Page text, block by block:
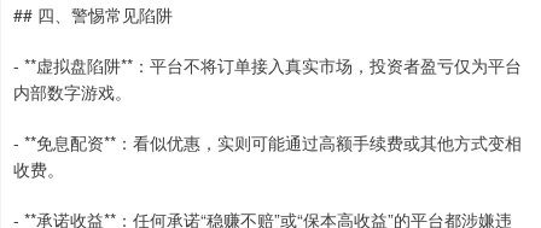
## 四、警惕常见陷阱
- **虚拟盘陷阱**：平台不将订单接入真实市场，投资者盈亏仅为平台
内部数字游戏。
- **免息配资**：看似优惠，实则可能通过高额手续费或其他方式变相
收费。
- **承诺收益**：任何承诺“稳赚不赔”或“保本高收益”的平台都涉嫌违